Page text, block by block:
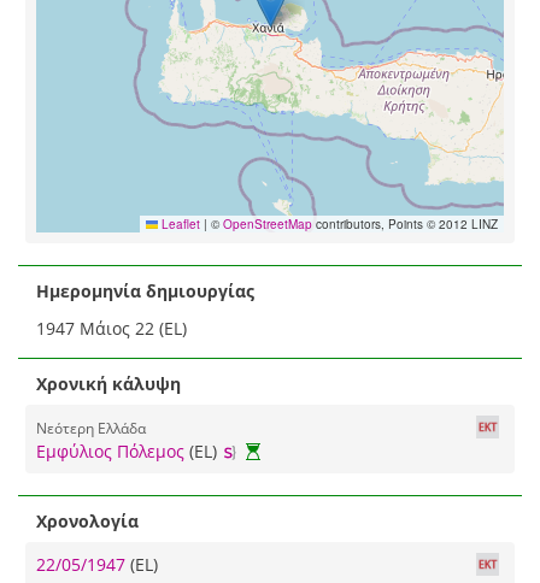
Leaflet | © OpenStreetMap contributors, Points © 2012 LINZ
Ημερομηνία δημιουργίας
1947 Μάιος 22 (EL)
Χρονική κάλυψη
Νεότερη Ελλάδα
Εμφύλιος Πόλεμος (EL)
Χρονολογία
22/05/1947 (EL)